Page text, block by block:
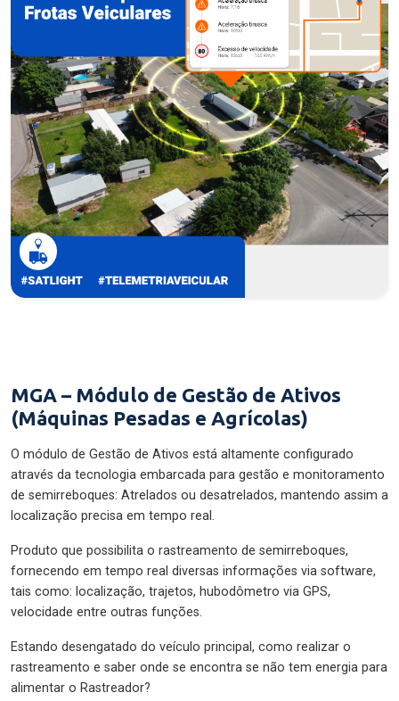
MGA – Módulo de Gestão de Ativos
(Máquinas Pesadas e Agrícolas)
O módulo de Gestão de Ativos está altamente configurado
através da tecnologia embarcada para gestão e monitoramento
de semirreboques: Atrelados ou desatrelados, mantendo assim a
localização precisa em tempo real.
Produto que possibilita o rastreamento de semirreboques,
fornecendo em tempo real diversas informações via software,
tais como: localização, trajetos, hubodômetro via GPS,
velocidade entre outras funções.
Estando desengatado do veículo principal, como realizar o
rastreamento e saber onde se encontra se não tem energia para
alimentar o Rastreador?